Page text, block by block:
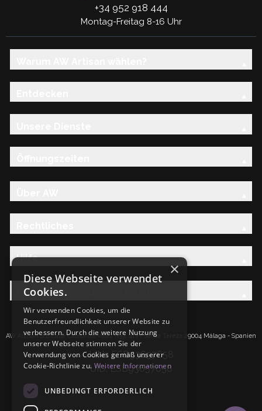
+34 952 918 444
Montag-Freitag 8-16 Uhr
Hilfe
Entdecken Sie die AW-Familie
AW Artisan S.L.Calle Caleta de Velez n39, 41 PI Santa Tereza 29004 Málaga - Spanien
IdNr: ESB93657658
UID: ESB93657658
×
Diese Webseite verwendet
Cookies.
Wir verwenden Cookies, um die
Benutzerfreundlichkeit unserer Website zu
verbessern. Durch die weitere Nutzung
unserer Webseite stimmen Sie der
Verwendung von Cookies gemäß unserer
Cookie-Richtlinie zu. Weitere Informationen
UNBEDINGT ERFORDERLICH